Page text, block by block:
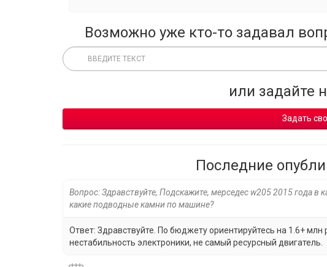
Возможно уже кто-то задавал
или задайте
Задать
Последние
Вопрос: Здравствуйте, Подскажите, мерседес w205 2015 года в
какие подводные камни по машине?
Ответ: Здравствуйте. По бюджету ориентируйтесь на 1.6+
нестабильность электроники, не самый ресурсный двигатель.